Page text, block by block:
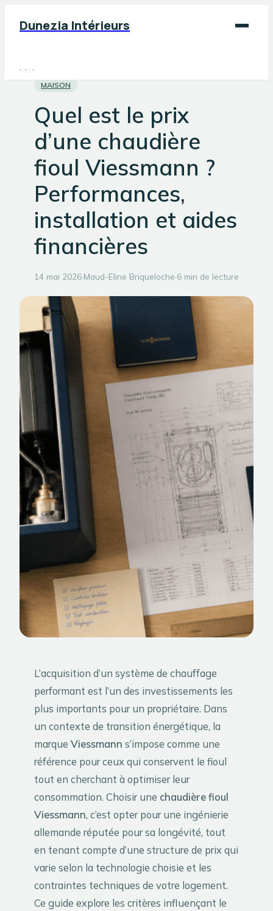
Dunezia Intérieurs
Maison
Jardinage
Bricolage
MAISON
Quel est le prix
d’une chaudière
fioul Viessmann ?
Performances,
installation et aides
financières
14 mai 2026·Maud-Eline Briqueloche·6 min de lecture
L’acquisition d’un système de chauffage
performant est l’un des investissements les
plus importants pour un propriétaire. Dans
un contexte de transition énergétique, la
marque Viessmann s’impose comme une
référence pour ceux qui conservent le fioul
tout en cherchant à optimiser leur
consommation. Choisir une chaudière fioul
Viessmann, c’est opter pour une ingénierie
allemande réputée pour sa longévité, tout
en tenant compte d’une structure de prix qui
varie selon la technologie choisie et les
contraintes techniques de votre logement.
Ce guide explore les critères influençant le